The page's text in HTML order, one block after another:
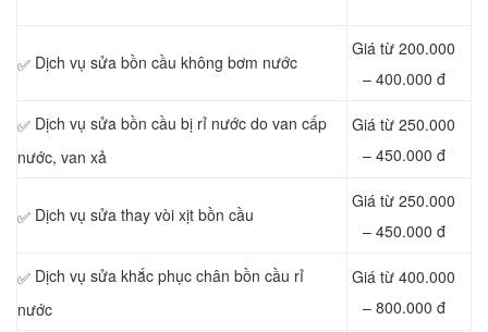
✅ Dịch vụ sửa bồn cầu không bơm nước
Giá từ 200.000
– 400.000 đ
✅ Dịch vụ sửa bồn cầu bị rỉ nước do van cấp
nước, van xả
Giá từ 250.000
– 450.000 đ
✅ Dịch vụ sửa thay vòi xịt bồn cầu
Giá từ 250.000
– 450.000 đ
✅ Dịch vụ sửa khắc phục chân bồn cầu rỉ
nước
Giá từ 400.000
– 800.000 đ